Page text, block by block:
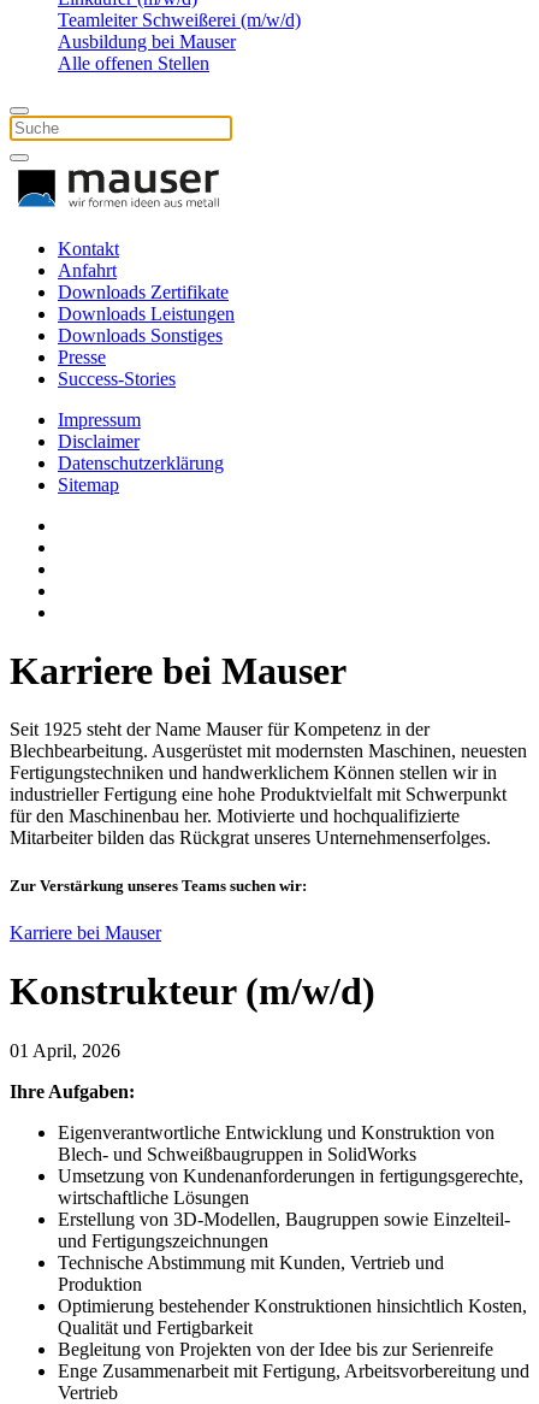
Teamleiter Schweißerei (m/w/d)
Ausbildung bei Mauser
Alle offenen Stellen
Kontakt
Anfahrt
Downloads Zertifikate
Downloads Leistungen
Downloads Sonstiges
Presse
Success-Stories
Impressum
Disclaimer
Datenschutzerklärung
Sitemap
Karriere bei Mauser
Seit 1925 steht der Name Mauser für Kompetenz in der
Blechbearbeitung. Ausgerüstet mit modernsten Maschinen, neuesten
Fertigungstechniken und handwerklichem Können stellen wir in
industrieller Fertigung eine hohe Produktvielfalt mit Schwerpunkt
für den Maschinenbau her. Motivierte und hochqualifizierte
Mitarbeiter bilden das Rückgrat unseres Unternehmenserfolges.
Zur Verstärkung unseres Teams suchen wir:
Karriere bei Mauser
Konstrukteur (m/w/d)
01 April, 2026
Ihre Aufgaben:
Eigenverantwortliche Entwicklung und Konstruktion von
Blech- und Schweißbaugruppen in SolidWorks
Umsetzung von Kundenanforderungen in fertigungsgerechte,
wirtschaftliche Lösungen
Erstellung von 3D-Modellen, Baugruppen sowie Einzelteil-
und Fertigungszeichnungen
Technische Abstimmung mit Kunden, Vertrieb und
Produktion
Optimierung bestehender Konstruktionen hinsichtlich Kosten,
Qualität und Fertigbarkeit
Begleitung von Projekten von der Idee bis zur Serienreife
Enge Zusammenarbeit mit Fertigung, Arbeitsvorbereitung und
Vertrieb